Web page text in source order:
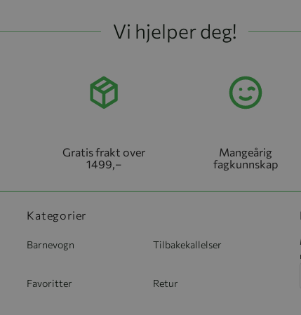
Vi hjelper deg!
Gratis frakt over
1499,–
Mangeårig
fagkunnskap
Kategorier
Barnevogn Tilbakekallelser
Favoritter Retur